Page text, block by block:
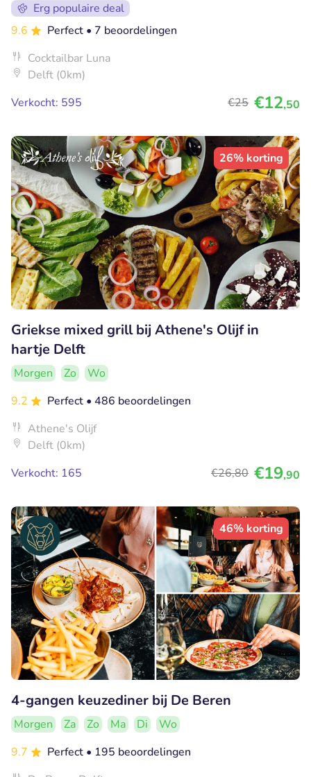
Erg populaire deal
9.6
Perfect • 7 beoordelingen
Cocktailbar Luna
Delft (0km)
Verkocht: 595
€25 €12,50
26% korting
Griekse mixed grill bij Athene's Olijf in
hartje Delft
Morgen Zo
Wo
9.2
Perfect • 486 beoordelingen
Athene's Olijf
Delft (0km)
Verkocht: 165
€26,80 €19,90
46% korting
4-gangen keuzediner bij De Beren
Morgen Za Zo Ma Di
Wo
9.7
Perfect • 195 beoordelingen